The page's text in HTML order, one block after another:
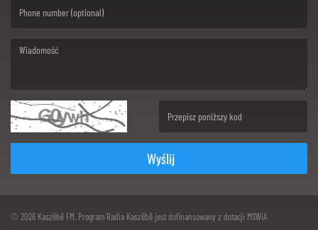
Wyślij
© 2026 Kaszëbë FM. Program Radia Kaszëbë jest dofinansowany z dotacji MSWiA